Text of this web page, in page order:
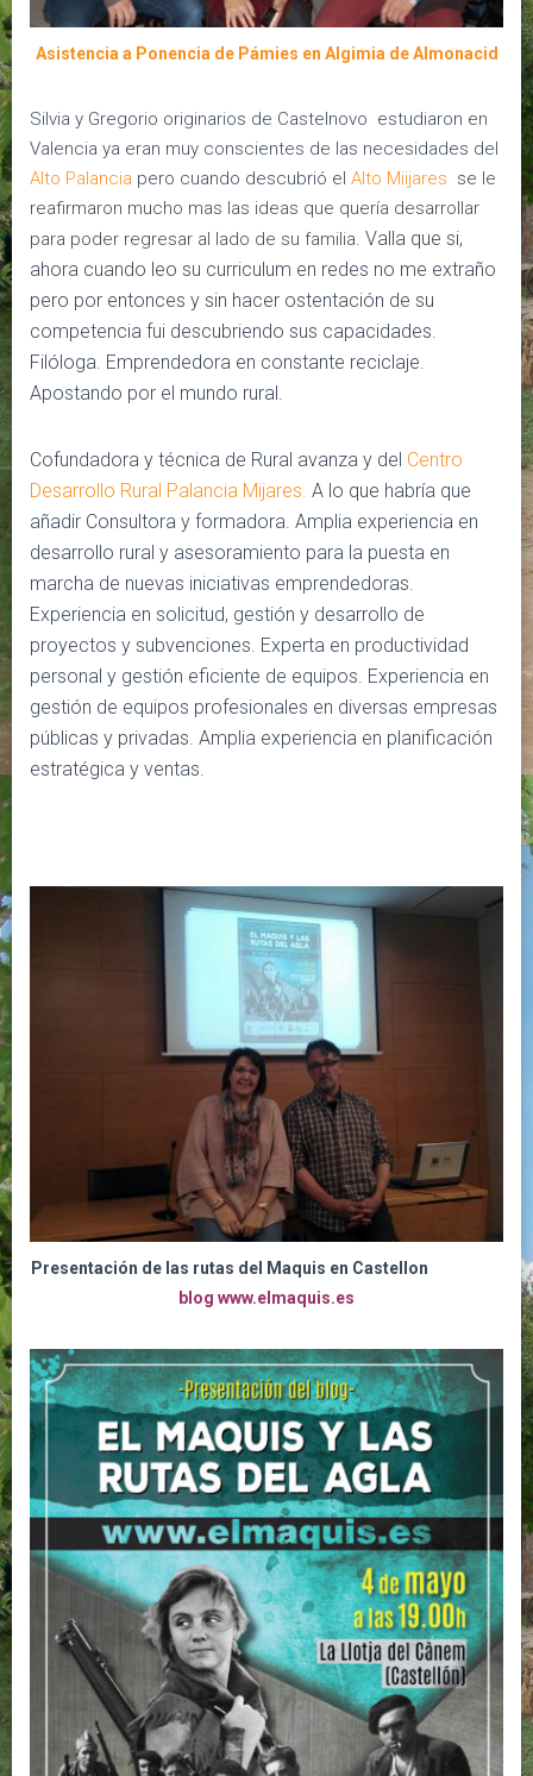
Asistencia a Ponencia de Pámies en Algimia de Almonacid
Silvia y Gregorio originarios de Castelnovo estudiaron en
Valencia ya eran muy conscientes de las necesidades del
Alto Palancia pero cuando descubrió el Alto Miijares se le
reafirmaron mucho mas las ideas que quería desarrollar
para poder regresar al lado de su familia. Valla que si,
ahora cuando leo su curriculum en redes no me extraño
pero por entonces y sin hacer ostentación de su
competencia fui descubriendo sus capacidades.
Filóloga. Emprendedora en constante reciclaje.
Apostando por el mundo rural.
Cofundadora y técnica de Rural avanza y del Centro
Desarrollo Rural Palancia Mijares. A lo que habría que
añadir Consultora y formadora. Amplia experiencia en
desarrollo rural y asesoramiento para la puesta en
marcha de nuevas iniciativas emprendedoras.
Experiencia en solicitud, gestión y desarrollo de
proyectos y subvenciones. Experta en productividad
personal y gestión eficiente de equipos. Experiencia en
gestión de equipos profesionales en diversas empresas
públicas y privadas. Amplia experiencia en planificación
estratégica y ventas.
Presentación de las rutas del Maquis en Castellon
blog www.elmaquis.es